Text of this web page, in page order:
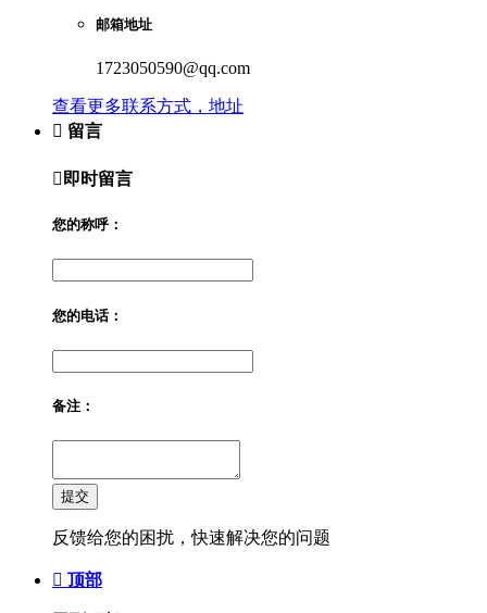
邮箱地址
1723050590@qq.com
查看更多联系方式，地址
 留言
 即时留言
您的称呼：
您的电话：
备注：
提交
反馈给您的困扰，快速解决您的问题
 顶部